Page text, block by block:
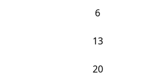
6
13
20